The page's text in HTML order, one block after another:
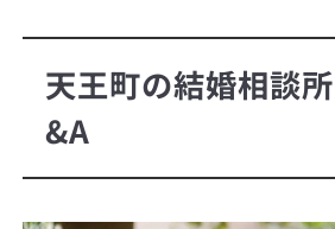
天王町の結婚相談
&A